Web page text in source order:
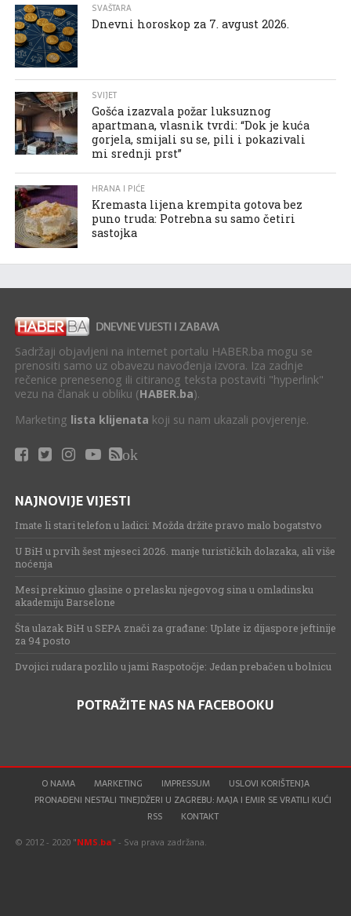
SVAŠTARA
Dnevni horoskop za 7. avgust 2026.
SVIJET
Gošća izazvala požar luksuznog
apartmana, vlasnik tvrdi: “Dok je kuća
gorjela, smijali su se, pili i pokazivali
mi srednji prst”
HRANA I PIĆE
Kremasta lijena krempita gotova bez
puno truda: Potrebna su samo četiri
sastojka
Sadržaji objavljeni na internet portalu HABER.ba mogu se
prenositi samo uz obavezu navođenja izvora. Iza zadnje
rečenice prenesenog ili citiranog teksta postaviti "hyperlink"
vezu na članak u obliku (HABER.ba).
Marketing lista klijenata koji su nam ukazali povjerenje.
ok
NAJNOVIJE VIJESTI
Imate li stari telefon u ladici: Možda držite pravo malo bogatstvo
U BiH u prvih šest mjeseci 2026. manje turističkih dolazaka, ali više
noćenja
Mesi prekinuo glasine o prelasku njegovog sina u omladinsku
akademiju Barselone
Šta ulazak BiH u SEPA znači za građane: Uplate iz dijaspore jeftinije
za 94 posto
Dvojici rudara pozlilo u jami Raspotočje: Jedan prebačen u bolnicu
POTRAŽITE NAS NA FACEBOOKU
O NAMA MARKETING IMPRESSUM
USLOVI KORIŠTENJA
PRONAĐENI NESTALI TINEJDŽERI U ZAGREBU: MAJA I EMIR SE VRATILI KUĆI
RSS
KONTAKT
© 2012 - 2020 "NMS.ba" - Sva prava zadržana.